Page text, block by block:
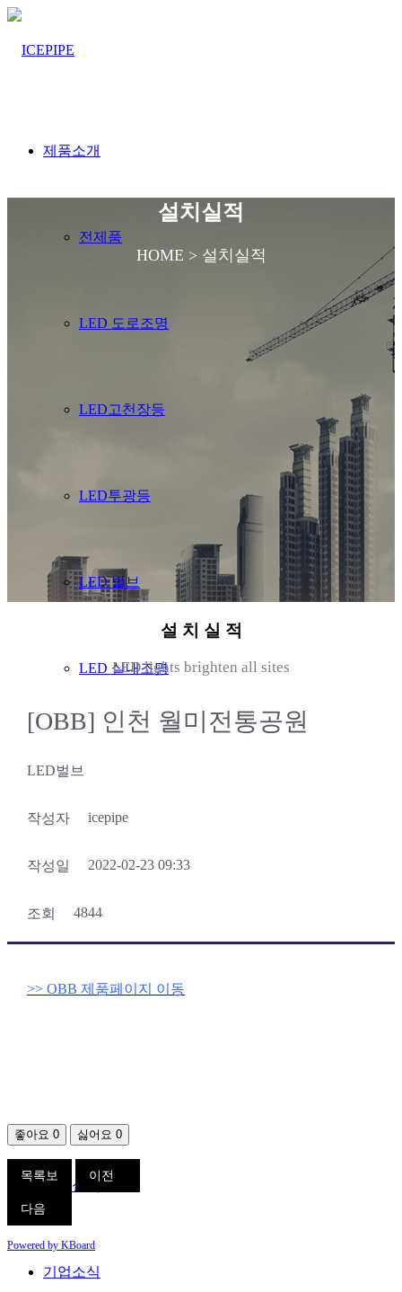
제품소개
전제품
LED 도로조명
LED고천장등
LED투광등
LED 벌브
LED 실내조명
설치실적
기업소식
설치실적
HOME > 설치실적
설 치 실 적
LED lights brighten all sites
[OBB] 인천 월미전통공원
LED벌브
작성자 icepipe
작성일 2022-02-23 09:33
조회 4844
>> OBB 제품페이지 이동
좋아요 0 싫어요 0
목록보
기
이전
다음
Powered by KBoard